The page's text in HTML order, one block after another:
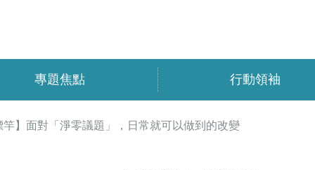
專題焦點 行動領袖
竿】面對「淨零議題」，日常就可以做到的改變